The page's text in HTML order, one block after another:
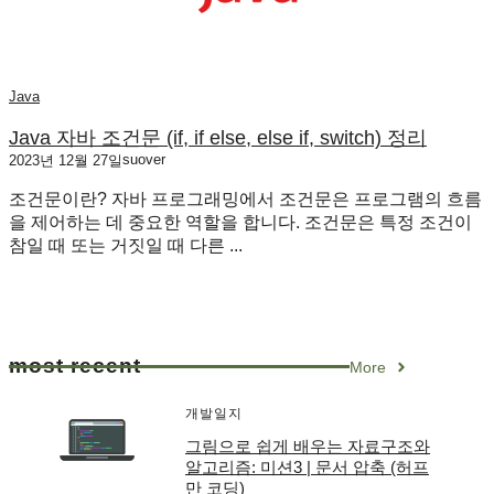
Java
Java 자바 조건문 (if, if else, else if, switch) 정리
2023년 12월 27일suover
조건문이란? 자바 프로그래밍에서 조건문은 프로그램의 흐름
을 제어하는 데 중요한 역할을 합니다. 조건문은 특정 조건이
참일 때 또는 거짓일 때 다른 ...
most recent More
개발일지
그림으로 쉽게 배우는 자료구조와
알고리즘: 미션3 | 문서 압축 (허프
만 코딩)